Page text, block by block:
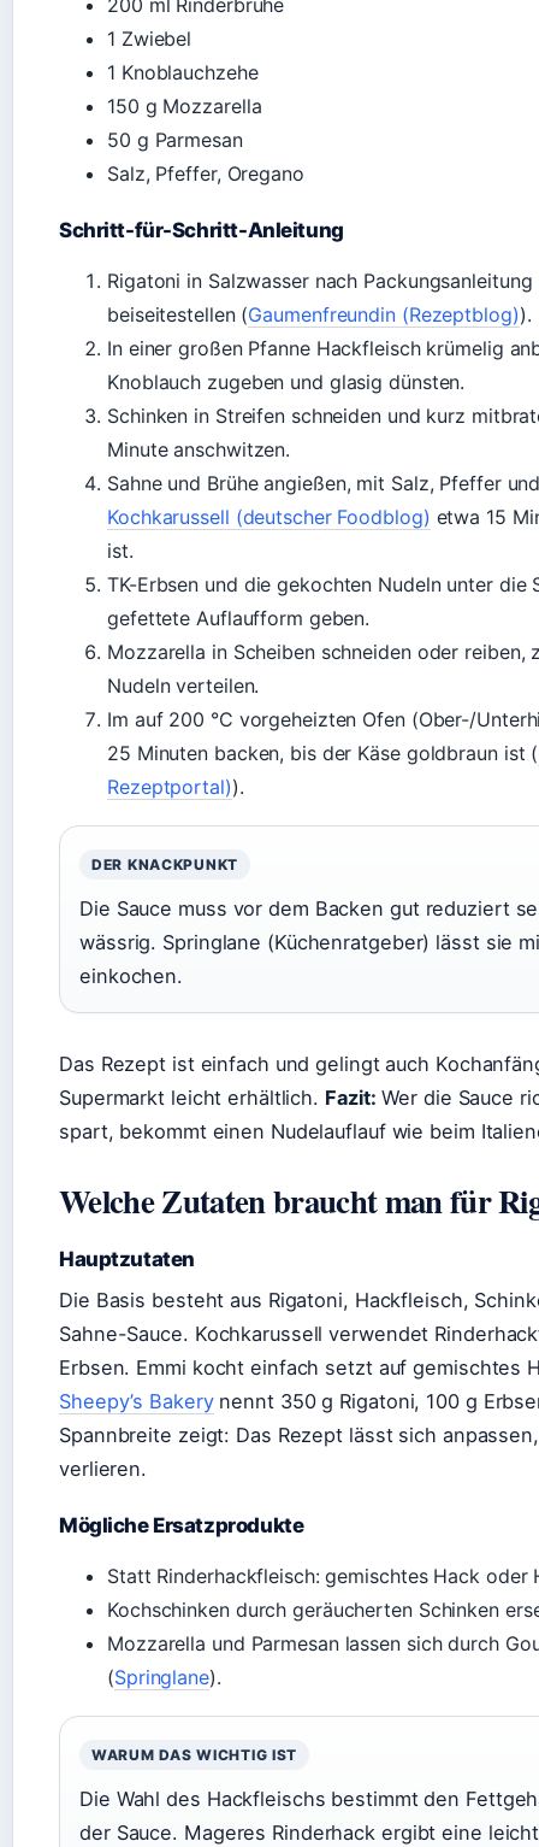
200 ml Rinderbrühe
1 Zwiebel
1 Knoblauchzehe
150 g Mozzarella
50 g Parmesan
Salz, Pfeffer, Oregano
Schritt-für-Schritt-Anleitung
Rigatoni in Salzwasser nach Packungsanleitung
beiseitestellen (Gaumenfreundin (Rezeptblog)).
In einer großen Pfanne Hackfleisch krümelig
Knoblauch zugeben und glasig dünsten.
Schinken in Streifen schneiden und kurz
Minute anschwitzen.
Sahne und Brühe angießen, mit Salz, Pfeffer
Kochkarussell (deutscher Foodblog) etwa 15
ist.
TK-Erbsen und die gekochten Nudeln unter die
gefettete Auflaufform geben.
Mozzarella in Scheiben schneiden oder reiben,
Nudeln verteilen.
Im auf 200 °C vorgeheizten Ofen (Ober-/
25 Minuten backen, bis der Käse goldbraun ist (
Rezeptportal)).
DER KNACKPUNKT
Die Sauce muss vor dem Backen gut reduziert
wässrig. Springlane (Küchenratgeber) lässt sie
einkochen.
Das Rezept ist einfach und gelingt auch
Supermarkt leicht erhältlich. Fazit: Wer die Sauce
spart, bekommt einen Nudelauflauf wie beim
Welche Zutaten braucht man für
Hauptzutaten
Die Basis besteht aus Rigatoni, Hackfleisch,
Sahne-Sauce. Kochkarussell verwendet
Erbsen. Emmi kocht einfach setzt auf gemischtes
Sheepy’s Bakerynennt 350 g Rigatoni, 100 g
Spannbreite zeigt: Das Rezept lässt sich
verlieren.
Mögliche Ersatzprodukte
Statt Rinderhackfleisch: gemischtes Hack oder
Kochschinken durch geräucherten Schinken
Mozzarella und Parmesan lassen sich durch
(Springlane).
WARUM DAS WICHTIG IST
Die Wahl des Hackfleischs bestimmt den
der Sauce. Mageres Rinderhack ergibt eine